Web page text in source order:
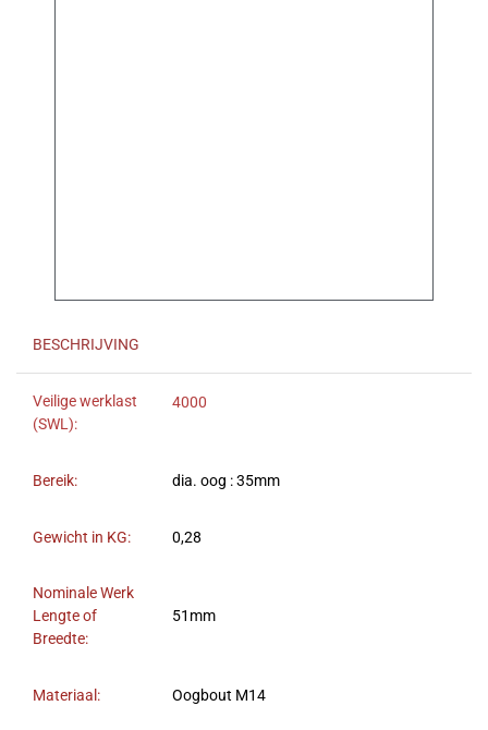
BESCHRIJVING
Veilige werklast
(SWL):
4000
Bereik: dia. oog : 35mm
Gewicht in KG: 0,28
Nominale Werk
Lengte of
Breedte:
51mm
Materiaal: Oogbout M14